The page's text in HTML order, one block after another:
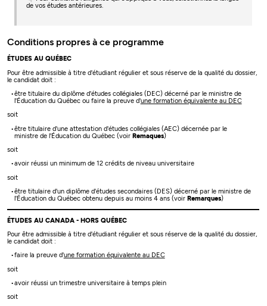
de vos études antérieures.
Conditions propres à ce programme
ÉTUDES AU QUÉBEC
Pour être admissible à titre d'étudiant régulier et sous réserve de la qualité du dossier,
le candidat doit :
être titulaire du diplôme d'études collégiales (DEC) décerné par le ministre de
l'Éducation du Québec ou faire la preuve d'une formation équivalente au DEC
soit
être titulaire d'une attestation d'études collégiales (AEC) décernée par le
ministre de l'Éducation du Québec (voir Remaques)
soit
avoir réussi un minimum de 12 crédits de niveau universitaire
soit
être titulaire d'un diplôme d'études secondaires (DES) décerné par le ministre de
l'Éducation du Québec obtenu depuis au moins 4 ans (voir Remarques)
ÉTUDES AU CANADA - HORS QUÉBEC
Pour être admissible à titre d'étudiant régulier et sous réserve de la qualité du dossier,
le candidat doit :
faire la preuve d'une formation équivalente au DEC
soit
avoir réussi un trimestre universitaire à temps plein
soit